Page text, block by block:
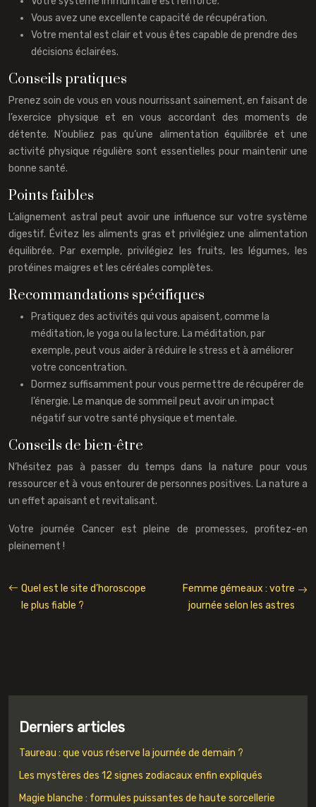
Vous avez une excellente capacité de récupération.
Votre mental est clair et vous êtes capable de prendre des
décisions éclairées.
Conseils pratiques
Prenez soin de vous en vous nourrissant sainement, en faisant de
l’exercice physique et en vous accordant des moments de
détente. N’oubliez pas qu’une alimentation équilibrée et une
activité physique régulière sont essentielles pour maintenir une
bonne santé.
Points faibles
L’alignement astral peut avoir une influence sur votre système
digestif. Évitez les aliments gras et privilégiez une alimentation
équilibrée. Par exemple, privilégiez les fruits, les légumes, les
protéines maigres et les céréales complètes.
Recommandations spécifiques
Pratiquez des activités qui vous apaisent, comme la
méditation, le yoga ou la lecture. La méditation, par
exemple, peut vous aider à réduire le stress et à améliorer
votre concentration.
Dormez suffisamment pour vous permettre de récupérer de
l’énergie. Le manque de sommeil peut avoir un impact
négatif sur votre santé physique et mentale.
Conseils de bien-être
N’hésitez pas à passer du temps dans la nature pour vous
ressourcer et à vous entourer de personnes positives. La nature a
un effet apaisant et revitalisant.
Votre journée Cancer est pleine de promesses, profitez-en
pleinement !
Quel est le site d’horoscope
le plus fiable ?
Femme gémeaux : votre
journée selon les astres
Derniers articles
Taureau : que vous réserve la journée de demain ?
Les mystères des 12 signes zodiacaux enfin expliqués
Magie blanche : formules puissantes de haute sorcellerie